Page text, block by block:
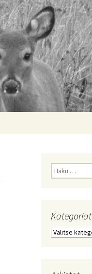
Haku:
Kategoriat
Kategoriat